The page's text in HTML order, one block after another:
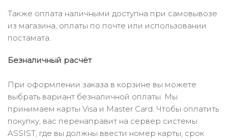
Также оплата наличными доступна при самовывозе
из магазина, оплаты по почте или использовании
постамата.
Безналичный расчёт
При оформлении заказа в корзине вы можете
выбрать вариант безналичной оплаты. Мы
принимаем карты Visa и Master Card. Чтобы оплатить
покупку, вас перенаправит на сервер системы
ASSIST, где вы должны ввести номер карты, срок